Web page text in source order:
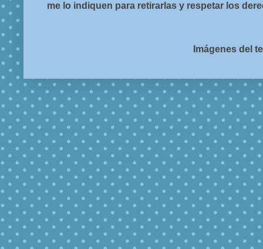
me lo indiquen para retirarlas y respetar los
Imágenes del